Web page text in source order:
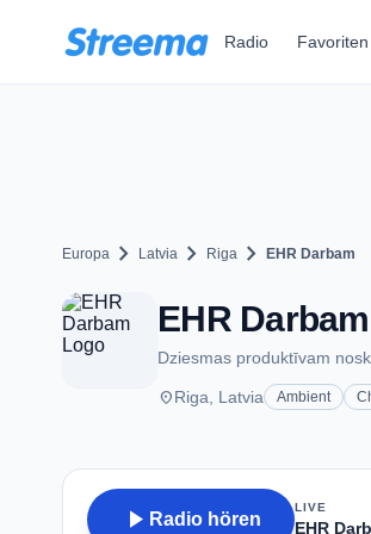
Radio Favoriten
Europa chevron_right Latvia chevron_right Riga chevron_right EHR Darbam
EHR
Dziesmas produktīvam
placeRiga, Latvia Ambient
play_arrow Radio hören
LIVE
EHR